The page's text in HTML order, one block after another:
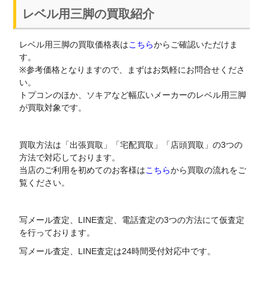
レベル用三脚の買取紹介
レベル用三脚の買取価格表はこちらからご確認いただけま
す。
※参考価格となりますので、まずはお気軽にお問合せくださ
い。
トプコンのほか、ソキアなど幅広いメーカーのレベル用三脚
が買取対象です。
買取方法は「出張買取」「宅配買取」「店頭買取」の3つの
方法で対応しております。
当店のご利用を初めてのお客様はこちらから買取の流れをご
覧ください。
写メール査定、LINE査定、電話査定の3つの方法にて仮査定
を行っております。
写メール査定、LINE査定は24時間受付対応中です。